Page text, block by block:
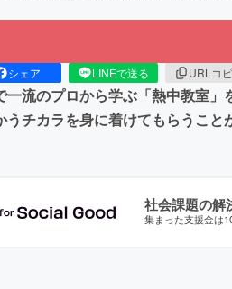
シェア LINEで送る URLコ
一流のプロから学ぶ「熱中教室
チカラを身に着けてもらうこと
社会課題の解
集まった支援金は